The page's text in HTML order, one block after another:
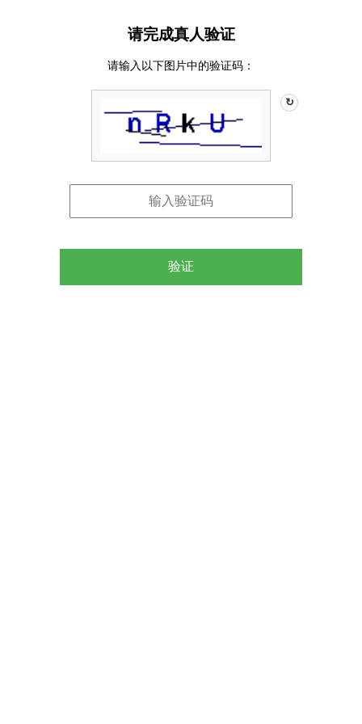
请完成真人验证
请输入以下图片中的验证码：
↻
验证